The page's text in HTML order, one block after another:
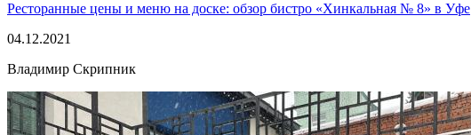
Ресторанные цены и меню на доске: обзор бистро «Хинкальная № 8» в Уфе
04.12.2021
Владимир Скрипник